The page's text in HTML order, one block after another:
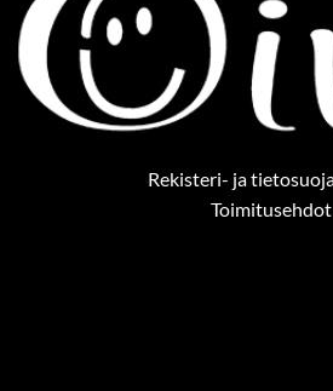
Rekisteri- ja
Toimitusehdot